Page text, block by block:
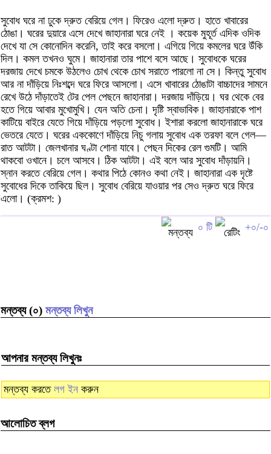
সুবোধ ঘরে না ঢুকে দ্রুত বেরিয়ে গেল। ফিরেও এলো দ্রুত। হাতে খাবারের
ঠোঙা। ঘরের দুয়ারে এসে দেখে জাহানারা ঘরে নেই । কয়েক মুহূর্ত এদিক ওদিক
দেখে যা সে কোনোদিন করেনি, তাই করে বসলো। এগিয়ে গিয়ে কমলের ঘরে উঁকি
দিল। কমল তখনও ঘুমে। জাহানারা তার পাশে বসে আছে। সুবোধকে ঘরের
দরজায় দেখে চমকে উঠলেও চোখ থেকে চোখ সরাতে পারলো না সে। কিন্তু সুবোধ
আর না দাঁড়িয়ে নিঃশব্দে ঘরে ফিরে আসলো। এসে খাবারের ঠোঙাটা বাচ্চাদের সামনে
রেখে উঠে দাঁড়াতেই টের পেল পেছনে জাহানারা। দরজায় দাঁড়িয়ে। ঘর থেকে বের
হতে গিয়ে আবার মুখোমুখি। যেন অতি চেনা। দৃষ্টি স্বাভাবিক। জাহানারাকে পাশ
কাটিয়ে বাইরে যেতে গিয়ে দাঁড়িয়ে পড়লো সুবোধ। ইশারা করলো জাহানারাকে ঘরে
ভেতরে যেতে। ঘরের এককোণে দাঁড়িয়ে নিচু গলায় সুবোধ এক তরফা বলে গেল—
রাত আটটা। জেলখানার ঘণ্টা শোনা যাবে। পেছন দিকের রেল গুমটি। আমি
থাকবো ওখানে। চলে আসবে। ঠিক আটটা। এই বলে আর সুবোধ দাঁড়ায়নি।
স্নান করতে বেরিয়ে গেল। কথার পিঠে কোনও কথা নেই। জাহানারা এক দৃষ্টে
সুবোধের দিকে তাকিয়ে ছিল। সুবোধ বেরিয়ে যাওয়ার পর সেও দ্রুত ঘরে ফিরে
এলো। (ক্রমশ: )
০ টি +০/-০
মন্তব্য (০) মন্তব্য লিখুন
আপনার মন্তব্য লিখুনঃ
মন্তব্য করতে লগ ইন করুন
আলোচিত ব্লগ